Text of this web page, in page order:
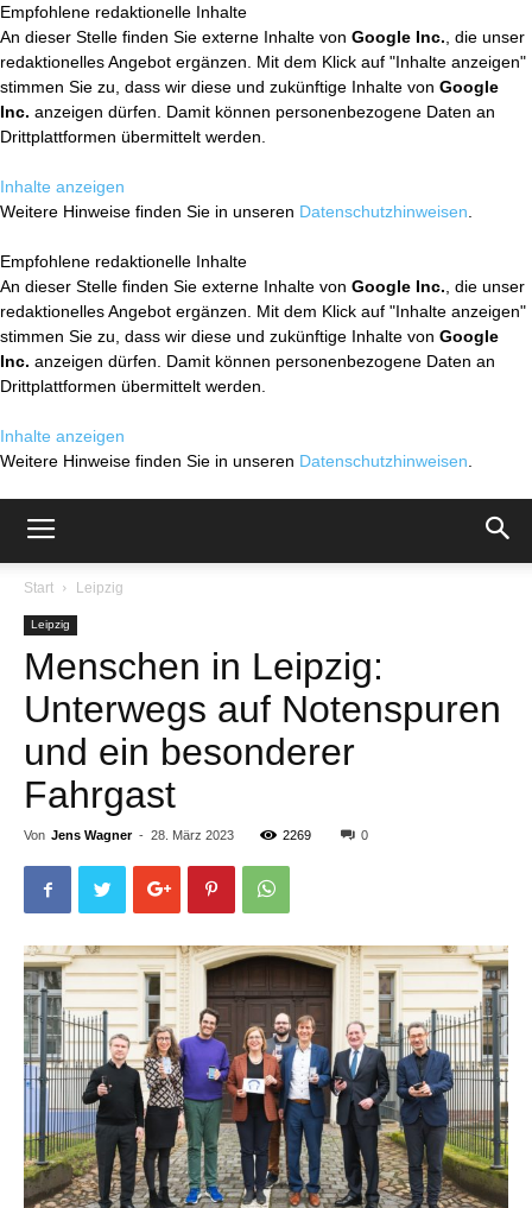
Empfohlene redaktionelle Inhalte
An dieser Stelle finden Sie externe Inhalte von Google Inc. , die unser
redaktionelles Angebot ergänzen. Mit dem Klick auf "Inhalte anzeigen"
stimmen Sie zu, dass wir diese und zukünftige Inhalte von Google
Inc. anzeigen dürfen. Damit können personenbezogene Daten an
Drittplattformen übermittelt werden.
Inhalte anzeigen
Weitere Hinweise finden Sie in unseren Datenschutzhinweisen
Empfohlene redaktionelle Inhalte
An dieser Stelle finden Sie externe Inhalte von Google Inc. , die unser
redaktionelles Angebot ergänzen. Mit dem Klick auf "Inhalte anzeigen"
stimmen Sie zu, dass wir diese und zukünftige Inhalte von Google
Inc. anzeigen dürfen. Damit können personenbezogene Daten an
Drittplattformen übermittelt werden.
Inhalte anzeigen
Weitere Hinweise finden Sie in unseren Datenschutzhinweisen
Start Leipzig
Leipzig
Menschen in Leipzig:
Unterwegs auf Notenspuren
und ein besonderer
Fahrgast
Von Jens Wagner - 28. März 2023 2269 0